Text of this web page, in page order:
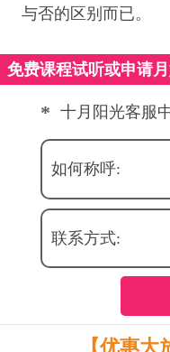
与否的区别而已。
免费课程试听或申请
* 十月阳光客服
如何称呼:
联系方式:
【优惠